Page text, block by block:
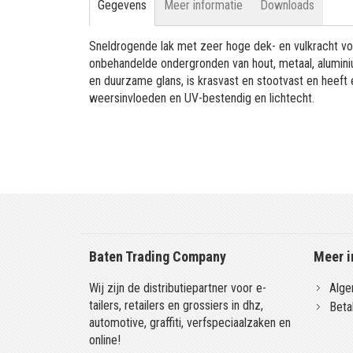
Gegevens
Sneldrogende lak met zeer hoge dek- en vulkracht
onbehandelde ondergronden van hout, metaal,
en duurzame glans, is krasvast en stootvast en
weersinvloeden en UV-bestendig en lichtecht.
Meer informatie Downloads
Baten Trading Company
Wij zijn de distributiepartner voor e-
tailers, retailers en grossiers in dhz,
automotive, graffiti, verfspeciaalzaken en
online!
Meer